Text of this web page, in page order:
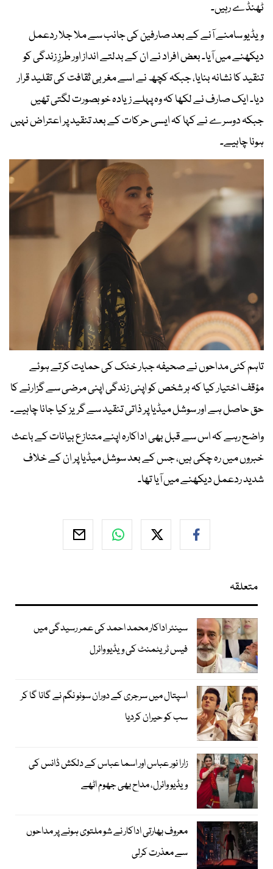
ٹھنڈے رہیں۔
ویڈیو سامنے آنے کے بعد صارفین کی جانب سے ملا جلا ردعمل
دیکھنے میں آیا۔ بعض افراد نے ان کے بدلتے انداز اور طرزِ زندگی کو
تنقید کا نشانہ بنایا، جبکہ کچھ نے اسے مغربی ثقافت کی تقلید قرار
دیا۔ ایک صارف نے لکھا کہ وہ پہلے زیادہ خوبصورت لگتی تھیں
جبکہ دوسرے نے کہا کہ ایسی حرکات کے بعد تنقید پر اعتراض نہیں
ہونا چاہیے۔
تاہم کئی مداحوں نے صحیفہ جبار خٹک کی حمایت کرتے ہوئے
مؤقف اختیار کیا کہ ہر شخص کو اپنی زندگی اپنی مرضی سے گزارنے کا
حق حاصل ہے اور سوشل میڈیا پر ذاتی تنقید سے گریز کیا جانا چاہیے۔
واضح رہے کہ اس سے قبل بھی اداکارہ اپنے متنازع بیانات کے باعث
خبروں میں رہ چکی ہیں، جس کے بعد سوشل میڈیا پر ان کے خلاف
شدید ردعمل دیکھنے میں آیا تھا۔
متعلقہ
سینئر اداکار محمد احمد کی عمر رسیدگی میں
فیس ٹریٹمنٹ کی ویڈیو وائرل
اسپتال میں سرجری کے دوران سونو نگم نے گانا گا کر
سب کو حیران کردیا
زارا نور عباس اور اسما عباس کے دلکش ڈانس کی
ویڈیو وائرل، مداح بھی جھوم اٹھے
معروف بھارتی اداکار نے شو ملتوی ہونے پر مداحوں
سے معذرت کرلی